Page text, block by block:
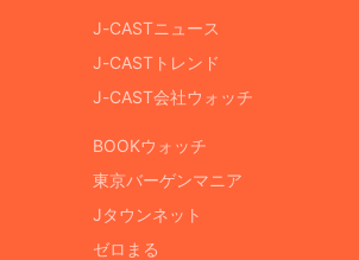
J-CASTニュース
J-CASTトレンド
J-CAST会社ウォッチ
BOOKウォッチ
東京バーゲンマニア
Jタウンネット
ゼロまる